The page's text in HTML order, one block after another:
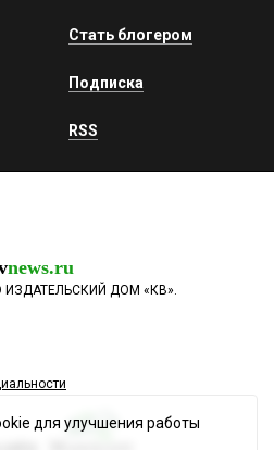
Стать блогером
Подписка
RSS
news.ru
ДОМ «КВ».
для улучшения работы